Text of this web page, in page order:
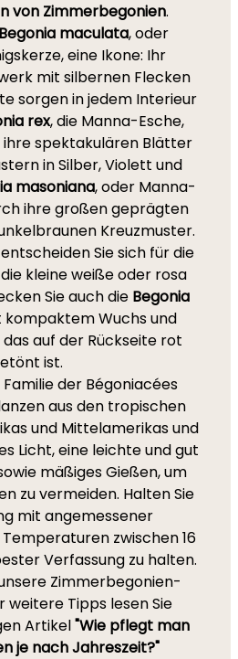
von Zimmerbegonien.
Begonia maculata, oder
eine Ikone: Ihr
mit silbernen Flecken
sorgen in jedem Interieur
rex, die Manna-Esche,
spektakulären Blätter
in Silber, Violett und
masoniana, oder Manna-
ihre großen geprägten
Kreuzmuster.
Sie sich für die
kleine weiße oder rosa
Sie auch die Begonia
kompaktem Wuchs und
auf der Rückseite rot
ist.
der Bégoniacées
aus den tropischen
und Mittelamerikas und
Licht, eine leichte und gut
mäßiges Gießen, um
zu vermeiden. Halten Sie
mit angemessener
zwischen 16
Verfassung zu halten.
Zimmerbegonien-
weitere Tipps lesen Sie
Artikel"Wie pflegt man
je nach Jahreszeit?"